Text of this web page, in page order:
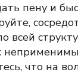
пену и
всей
что на